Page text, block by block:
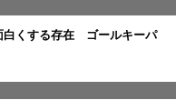
白くする存在 ゴールキーパ